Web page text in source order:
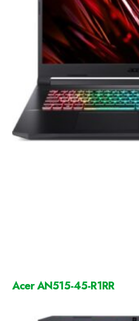
Acer AN515-45-R1RR